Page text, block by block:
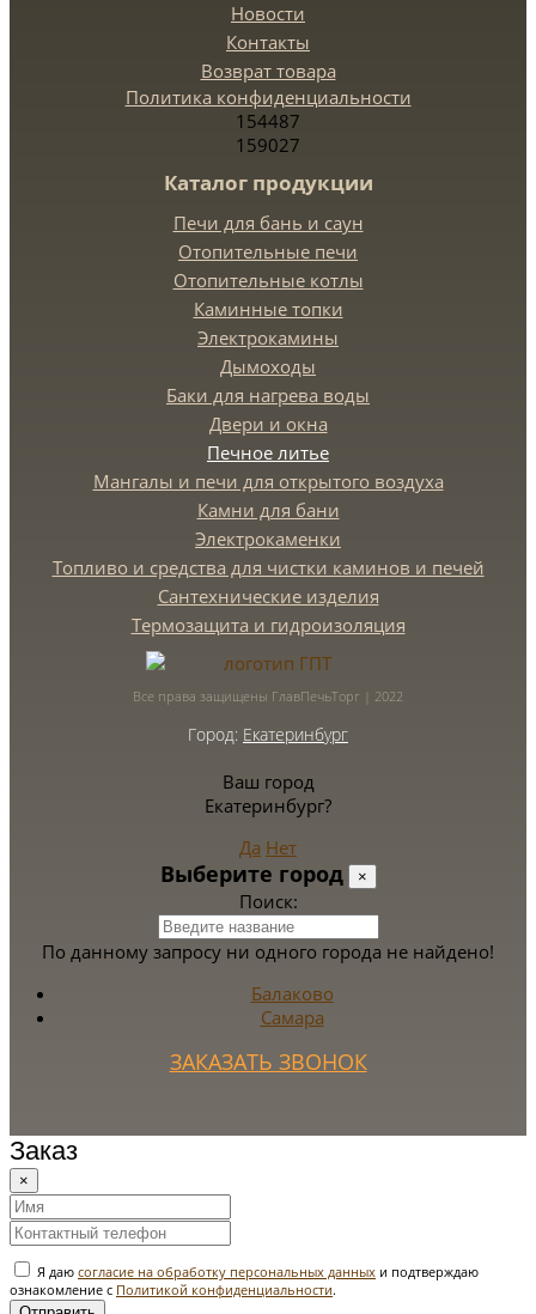
Новости
Контакты
Возврат товара
Политика конфиденциальности
154487
159027
Каталог продукции
Печи для бань и саун
Отопительные печи
Отопительные котлы
Каминные топки
Электрокамины
Дымоходы
Баки для нагрева воды
Двери и окна
Печное литье
Мангалы и печи для открытого воздуха
Камни для бани
Электрокаменки
Топливо и средства для чистки каминов и печей
Сантехнические изделия
Термозащита и гидроизоляция
Все права защищены ГлавПечьТорг | 2022
Город: Екатеринбург
Ваш город
Екатеринбург?
Да Нет
Выберите город ×
Поиск:
По данному запросу ни одного города не найдено!
Балаково
Самара
ЗАКАЗАТЬ ЗВОНОК
Заказ
×
Я даю согласие на обработку персональных данных и подтверждаю
ознакомление с Политикой конфиденциальности.